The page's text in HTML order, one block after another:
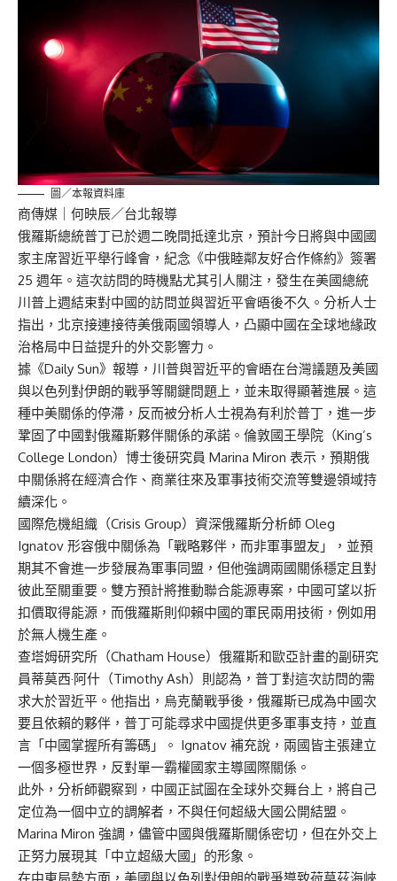
圖／本報資料庫
商傳媒 ｜何映辰／台北報導
俄羅斯總統普丁已於週二晚間抵達北京，預計今日將與中國國
家主席習近平舉行峰會，紀念《中俄睦鄰友好合作條約》簽署
25 週年。這次訪問的時機點尤其引人關注，發生在美國總統
川普上週結束對中國的訪問並與習近平會晤後不久。分析人士
指出，北京接連接待美俄兩國領導人，凸顯中國在全球地緣政
治格局中日益提升的外交影響力。
據《Daily Sun》報導，川普與習近平的會晤在台灣議題及美國
與以色列對伊朗的戰爭等關鍵問題上，並未取得顯著進展。這
種中美關係的停滯，反而被分析人士視為有利於普丁，進一步
鞏固了中國對俄羅斯夥伴關係的承諾。倫敦國王學院（King’s
College London）博士後研究員 Marina Miron 表示，預期俄
中關係將在經濟合作、商業往來及軍事技術交流等雙邊領域持
續深化。
國際危機組織（Crisis Group）資深俄羅斯分析師 Oleg
Ignatov 形容俄中關係為「戰略夥伴，而非軍事盟友」，並預
期其不會進一步發展為軍事同盟，但他強調兩國關係穩定且對
彼此至關重要。雙方預計將推動聯合能源專案，中國可望以折
扣價取得能源，而俄羅斯則仰賴中國的軍民兩用技術，例如用
於無人機生產。
查塔姆研究所（Chatham House）俄羅斯和歐亞計畫的副研究
員蒂莫西·阿什（Timothy Ash）則認為，普丁對這次訪問的需
求大於習近平。他指出，烏克蘭戰爭後，俄羅斯已成為中國次
要且依賴的夥伴，普丁可能尋求中國提供更多軍事支持，並直
言「中國掌握所有籌碼」。 Ignatov 補充說，兩國皆主張建立
一個多極世界，反對單一霸權國家主導國際關係。
此外，分析師觀察到，中國正試圖在全球外交舞台上，將自己
定位為一個中立的調解者，不與任何超級大國公開結盟。
Marina Miron 強調，儘管中國與俄羅斯關係密切，但在外交上
正努力展現其「中立超級大國」的形象。